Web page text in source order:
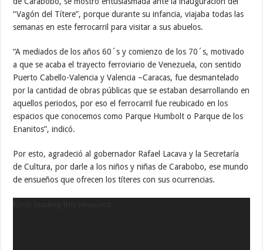
“Vagón del Títere”, porque durante su infancia, viajaba todas las
semanas en este ferrocarril para visitar a sus abuelos.
“A mediados de los años 60´s y comienzo de los 70´s, motivado
a que se acaba el trayecto ferroviario de Venezuela, con sentido
Puerto Cabello-Valencia y Valencia –Caracas, fue desmantelado
por la cantidad de obras públicas que se estaban desarrollando en
aquellos periodos, por eso el ferrocarril fue reubicado en los
espacios que conocemos como Parque Humbolt o Parque de los
Enanitos”, indicó.
Por esto, agradeció al gobernador Rafael Lacava y la Secretaría
de Cultura, por darle a los niños y niñas de Carabobo, ese mundo
de ensueños que ofrecen los títeres con sus ocurrencias.